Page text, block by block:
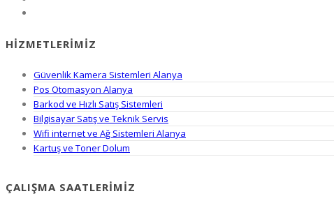
HIZMETLERIMIZ
Güvenlik Kamera Sistemleri Alanya
Pos Otomasyon Alanya
Barkod ve Hızlı Satış Sistemleri
Bilgisayar Satış ve Teknik Servis
Wifi internet ve Ağ Sistemleri Alanya
Kartuş ve Toner Dolum
ÇALIŞMA SAATLERIMIZ